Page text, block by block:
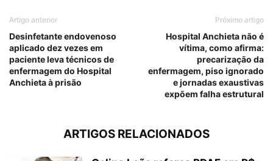
Artigo anterior
Desinfetante endovenoso
aplicado dez vezes em
paciente leva técnicos de
enfermagem do Hospital
Anchieta à prisão
Próximo artigo
Hospital Anchieta não é
vítima, como afirma:
precarização da
enfermagem, piso ignorado
e jornadas exaustivas
expõem falha estrutural
ARTIGOS RELACIONADOS